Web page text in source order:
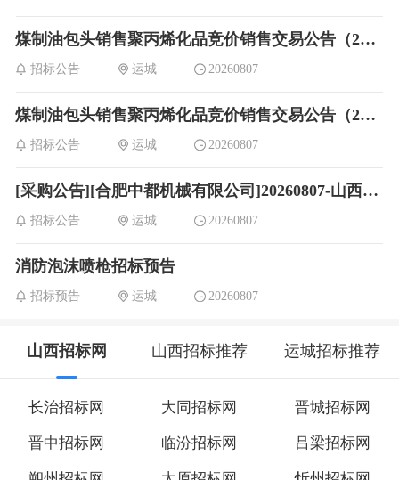
煤制油包头销售聚丙烯化品竞价销售交易公告（2026年08月07日26HPA590503）
招标公告 运城 20260807
煤制油包头销售聚丙烯化品竞价销售交易公告（2026年08月07日26HPA590503）(该信息已更新即将删除)
招标公告 运城 20260807
[采购公告][合肥中都机械有限公司]20260807-山西铝业篦冷机制造件
招标公告 运城 20260807
消防泡沫喷枪招标预告
招标预告 运城 20260807
山西招标网 山西招标推荐 运城招标推荐
长治招标网 大同招标网 晋城招标网
晋中招标网 临汾招标网 吕梁招标网